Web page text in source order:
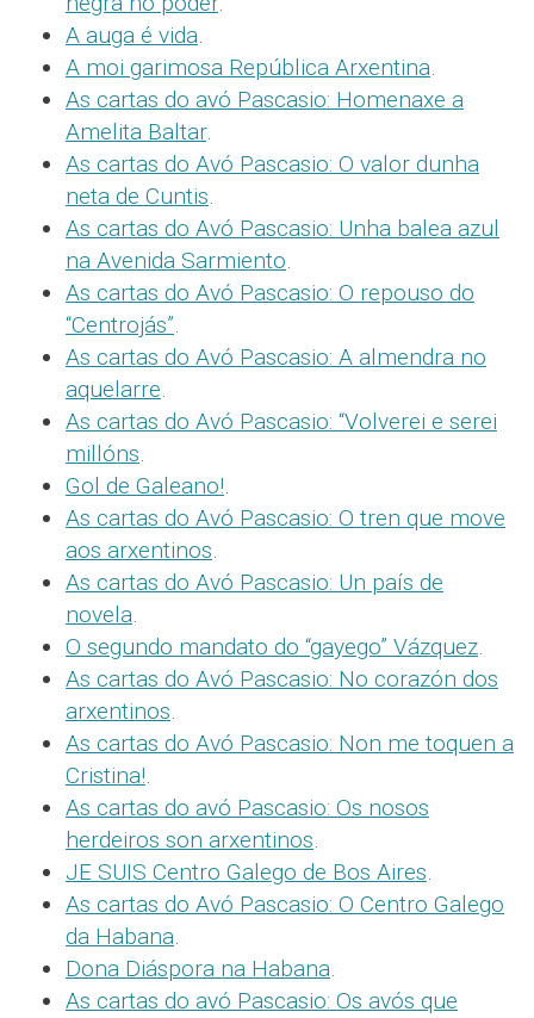
A auga é vida.
A moi garimosa República Arxentina.
As cartas do avó Pascasio: Homenaxe a
Amelita Baltar.
As cartas do Avó Pascasio: O valor dunha
neta de Cuntis.
As cartas do Avó Pascasio: Unha balea azul
na Avenida Sarmiento.
As cartas do Avó Pascasio: O repouso do
“Centrojás”.
As cartas do Avó Pascasio: A almendra no
aquelarre.
As cartas do Avó Pascasio: “Volverei e serei
millóns.
Gol de Galeano!.
As cartas do Avó Pascasio: O tren que move
aos arxentinos.
As cartas do Avó Pascasio: Un país de
novela.
O segundo mandato do “gayego” Vázquez.
As cartas do Avó Pascasio: No corazón dos
arxentinos.
As cartas do Avó Pascasio: Non me toquen a
Cristina!.
As cartas do avó Pascasio: Os nosos
herdeiros son arxentinos.
JE SUIS Centro Galego de Bos Aires.
As cartas do Avó Pascasio: O Centro Galego
da Habana.
Dona Diáspora na Habana.
As cartas do avó Pascasio: Os avós que